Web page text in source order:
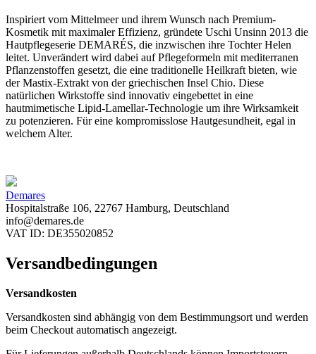
Inspiriert vom Mittelmeer und ihrem Wunsch nach Premium-
Kosmetik mit maximaler Effizienz, gründete Uschi Unsinn 2013 die
Hautpflegeserie DEMARÉS, die inzwischen ihre Tochter Helen
leitet. Unverändert wird dabei auf Pflegeformeln mit mediterranen
Pflanzenstoffen gesetzt, die eine traditionelle Heilkraft bieten, wie
der Mastix-Extrakt von der griechischen Insel Chio. Diese
natürlichen Wirkstoffe sind innovativ eingebettet in eine
hautmimetische Lipid-Lamellar-Technologie um ihre Wirksamkeit
zu potenzieren. Für eine kompromisslose Hautgesundheit, egal in
welchem Alter.
Demares
Hospitalstraße 106, 22767 Hamburg, Deutschland
info@demares.de
VAT ID: DE355020852
Versandbedingungen
Versandkosten
Versandkosten sind abhängig von dem Bestimmungsort und werden
beim Checkout automatisch angezeigt.